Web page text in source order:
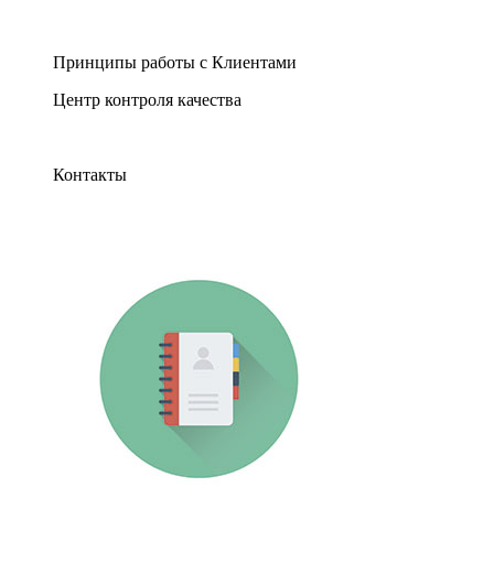
Принципы работы с Клиентами
Центр контроля качества
Контакты